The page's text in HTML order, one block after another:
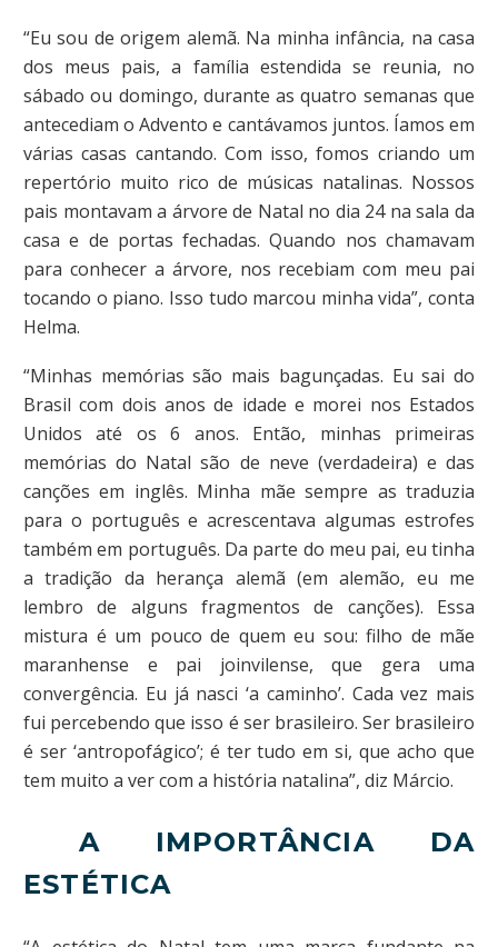
“Eu sou de origem alemã. Na minha infância, na casa
dos meus pais, a família estendida se reunia, no
sábado ou domingo, durante as quatro semanas que
antecediam o Advento e cantávamos juntos. Íamos em
várias casas cantando. Com isso, fomos criando um
repertório muito rico de músicas natalinas. Nossos
pais montavam a árvore de Natal no dia 24 na sala da
casa e de portas fechadas. Quando nos chamavam
para conhecer a árvore, nos recebiam com meu pai
tocando o piano. Isso tudo marcou minha vida”, conta
Helma.
“Minhas memórias são mais bagunçadas. Eu sai do
Brasil com dois anos de idade e morei nos Estados
Unidos até os 6 anos. Então, minhas primeiras
memórias do Natal são de neve (verdadeira) e das
canções em inglês. Minha mãe sempre as traduzia
para o português e acrescentava algumas estrofes
também em português. Da parte do meu pai, eu tinha
a tradição da herança alemã (em alemão, eu me
lembro de alguns fragmentos de canções). Essa
mistura é um pouco de quem eu sou: filho de mãe
maranhense e pai joinvilense, que gera uma
convergência. Eu já nasci ‘a caminho’. Cada vez mais
fui percebendo que isso é ser brasileiro. Ser brasileiro
é ser ‘antropofágico’; é ter tudo em si, que acho que
tem muito a ver com a história natalina”, diz Márcio.
A IMPORTÂNCIA DA
ESTÉTICA